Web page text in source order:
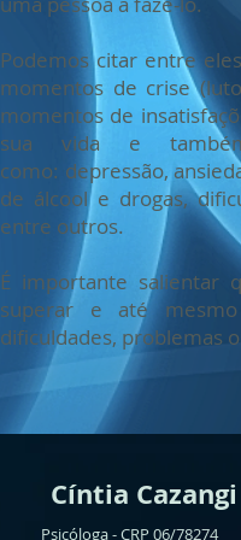
Podemos citar entre
momentos de crise
momentos de
sua vida e
como: depressão,
de álcool e drogas,
entre outros.
É importante salientar
superar e até
dificuldades, problemas
Cíntia Cazangi
Psicóloga - CRP 06/78274